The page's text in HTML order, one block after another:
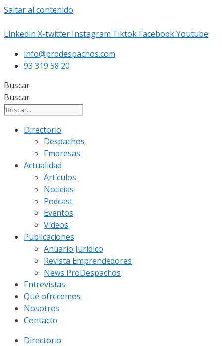
Saltar al contenido
Linkedin X-twitter Instagram Tiktok FacebookYoutube
info@prodespachos.com
93 319 58 20
Buscar
Buscar
Directorio
Despachos
Empresas
Actualidad
Artículos
Noticias
Podcast
Eventos
Vídeos
Publicaciones
Anuario Jurídico
Revista Emprendedores
News ProDespachos
Entrevistas
Qué ofrecemos
Nosotros
Contacto
Directorio